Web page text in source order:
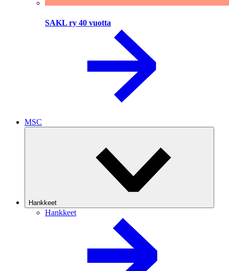
SAKL ry 40 vuotta
MSC
Hankkeet
Hankkeet